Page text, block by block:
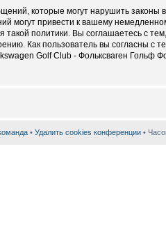
которые могут нарушить законы
могут привести к вашему
политики. Вы соглашаетесь с
Как пользователь вы согласны с
Golf Club - Фольксваген Гольф
• Удалить cookies конференции •